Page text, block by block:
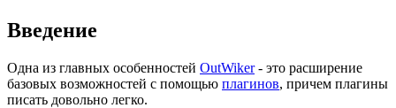
Введение
Одна из главных особенностей OutWiker- это расширение
базовых возможностей с помощью плагинов, причем плагины
писать довольно легко.